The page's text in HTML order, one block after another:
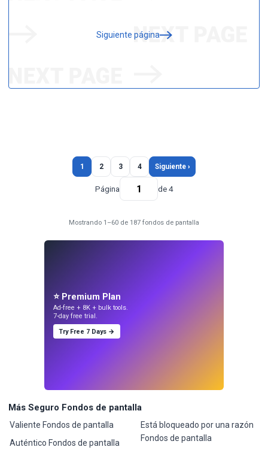
Siguiente página
1 2 3 4 Siguiente ›
Página de 4
Mostrando 1–60 de 187 fondos de pantalla
⭐ Premium Plan
Ad-free + 8K + bulk tools.
7-day free trial.
Try Free 7 Days →
Más Seguro Fondos de pantalla
Valiente Fondos de pantalla
Auténtico Fondos de pantalla
Está bloqueado por una razón
Fondos de pantalla